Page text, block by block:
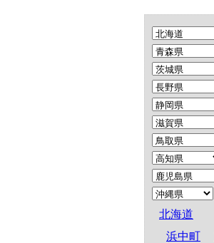
北海道
浜中町